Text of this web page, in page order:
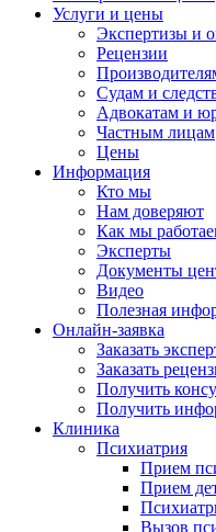
Услуги и цены
Экспертизы и
Рецензии
Судам и
Адвокатам и
Частным лицам
Цены
Информация
Кто мы
Нам доверяют
Как мы
Эксперты
Документы
Видео
Полезная
Онлайн-заявка
Заказать
Заказать
Получить
Получить
Клиника
Психиатрия
Прием
Прием
Вызов